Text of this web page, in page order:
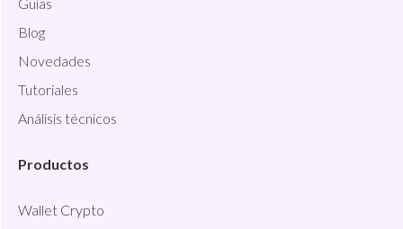
Blog
Novedades
Tutoriales
Análisis técnicos
Productos
Wallet Crypto